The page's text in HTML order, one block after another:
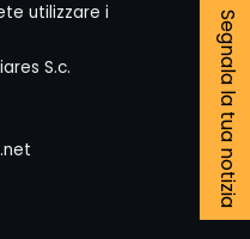
Segnala la tua notizia
utilizzare i
S.c.